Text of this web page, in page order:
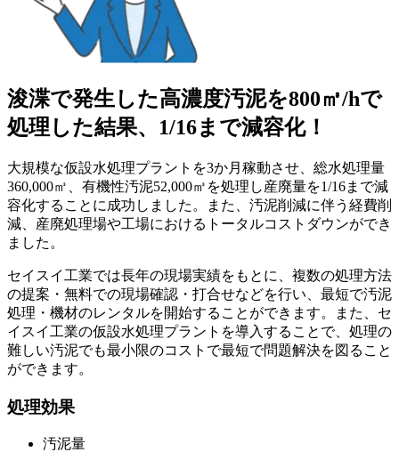
浚渫で発生した高濃度汚泥を800㎥/hで
処理した結果、1/16まで減容化！
大規模な仮設水処理プラントを3か月稼動させ、総水処理量
360,000㎥、有機性汚泥52,000㎥を処理し産廃量を1/16まで減
容化することに成功しました。また、汚泥削減に伴う経費削
減、産廃処理場や工場におけるトータルコストダウンができ
ました。
セイスイ工業では長年の現場実績をもとに、複数の処理方法
の提案・無料での現場確認・打合せなどを行い、最短で汚泥
処理・機材のレンタルを開始することができます。また、セ
イスイ工業の仮設水処理プラントを導入することで、処理の
難しい汚泥でも最小限のコストで最短で問題解決を図ること
ができます。
処理効果
汚泥量